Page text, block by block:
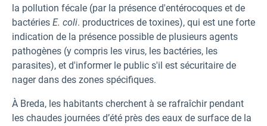
la pollution fécale (par la présence d'entérocoques et de
bactéries E. coli. productrices de toxines), qui est une forte
indication de la présence possible de plusieurs agents
pathogènes (y compris les virus, les bactéries, les
parasites), et d'informer le public s'il est sécuritaire de
nager dans des zones spécifiques.
À Breda, les habitants cherchent à se rafraîchir pendant
les chaudes journées d’été près des eaux de surface de la